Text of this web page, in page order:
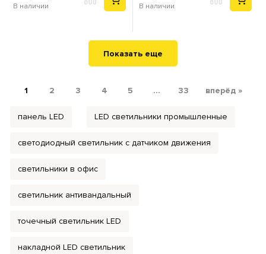
В наличии В наличии
Показать еще
1 2 3 4 5 ... 33 вперёд »
панель LED LED светильники промышленные
светодиодный светильник с датчиком движения
светильники в офис
светильник антивандальный
точечный светильник LED
накладной LED светильник